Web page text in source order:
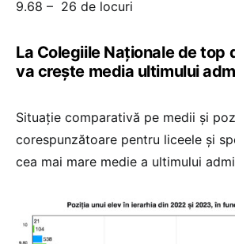
9.68 – 26 de locuri
La Colegiile Naționale de top
va crește media ultimului
Situație comparativă pe medii și
corespunzătoare pentru liceele și
cea mai mare medie a ultimului